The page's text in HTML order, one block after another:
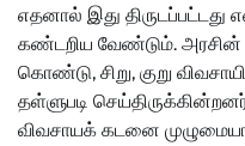
எதனால் இது
கண்டறிய வேண்டும். அரசின்
கொண்டு, சிறு, குறு
தள்ளுபடி
விவசாயக் கடனை